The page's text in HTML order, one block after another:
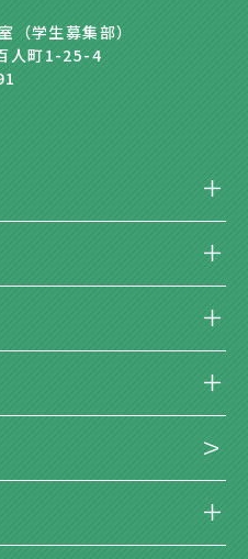
学生募集部）
人町1-25-4